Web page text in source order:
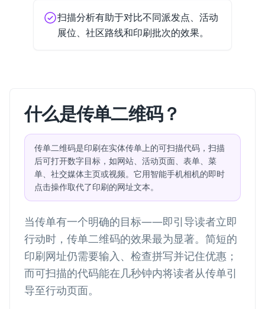
扫描分析有助于对比不同派发点、活动
展位、社区路线和印刷批次的效果。
什么是传单二维码？
传单二维码是印刷在实体传单上的可扫描代码，扫描
后可打开数字目标，如网站、活动页面、表单、菜
单、社交媒体主页或视频。它用智能手机相机的即时
点击操作取代了印刷的网址文本。
当传单有一个明确的目标——即引导读者立即
行动时，传单二维码的效果最为显著。简短的
印刷网址仍需要输入、检查拼写并记住优惠；
而可扫描的代码能在几秒钟内将读者从传单引
导至行动页面。